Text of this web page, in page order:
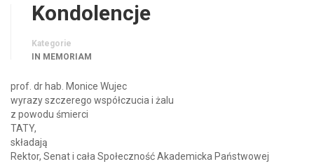
Kondolencje
Kategorie
IN MEMORIAM
prof. dr hab. Monice Wujec
wyrazy szczerego współczucia i żalu
z powodu śmierci
TATY,
składają
Rektor, Senat i cała Społeczność Akademicka Państwowej